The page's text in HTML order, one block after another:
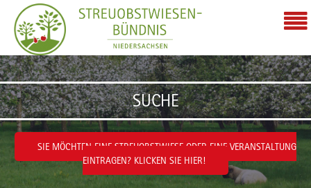
Zum Inhalt wechseln
SUCHE
SIE MÖCHTEN EINE STREUOBSTWIESE ODER EINE VERANSTALTUNG
EINTRAGEN? KLICKEN SIE HIER!